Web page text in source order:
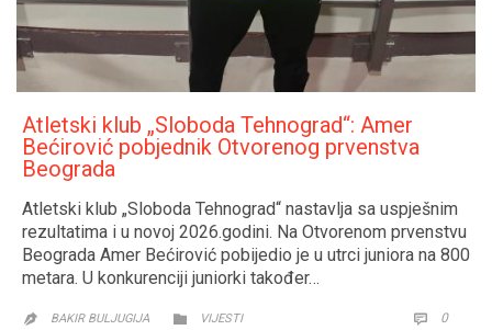
Atletski klub „Sloboda Tehnograd“: Amer
Bećirović pobjednik Otvorenog prvenstva
Beograda
Atletski klub „Sloboda Tehnograd“ nastavlja sa uspješnim
rezultatima i u novoj 2026.godini. Na Otvorenom prvenstvu
Beograda Amer Bećirović pobijedio je u utrci juniora na 800
metara. U konkurenciji juniorki također…
 BAKIR BULJUGIJA  CATEGORY
VIJESTI  0